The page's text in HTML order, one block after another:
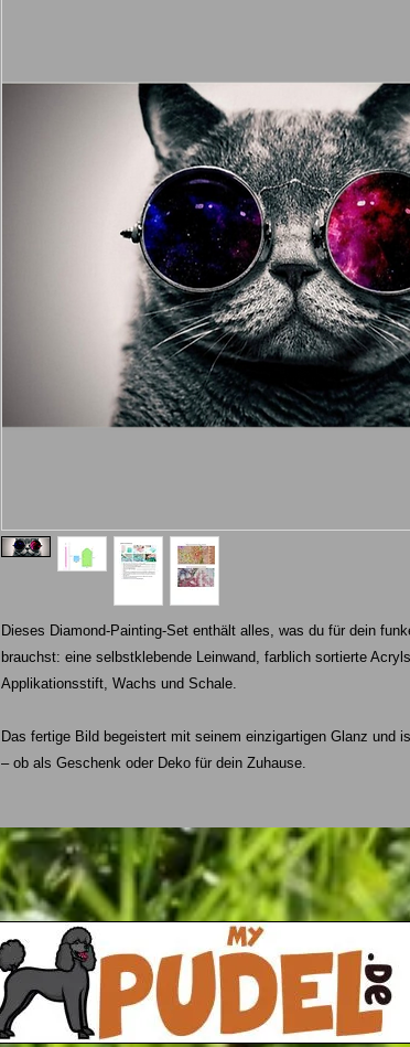
Dieses Diamond-Painting-Set enthält alles, was du für dein
brauchst: eine selbstklebende Leinwand, farblich sortierte
Applikationsstift, Wachs und Schale.
Das fertige Bild begeistert mit seinem einzigartigen Glanz und
– ob als Geschenk oder Deko für dein Zuhause.